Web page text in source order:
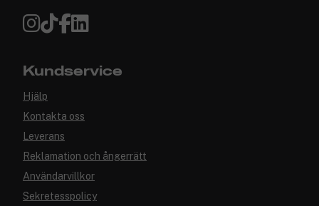
Kundservice
Hjälp
Kontakta oss
Leverans
Reklamation och ångerrätt
Användarvillkor
Sekretesspolicy